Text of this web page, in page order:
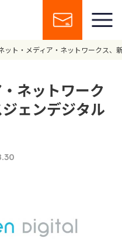
ット・メディア・ネットワークス、
ネットワーク
ェンデジタル